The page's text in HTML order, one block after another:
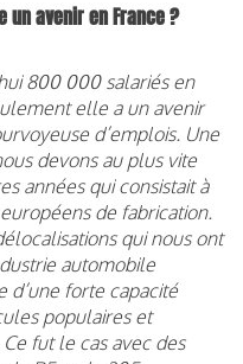
avenir en France ?
800 000 salariés en
elle a un avenir
d’emplois. Une
devons au plus vite
années qui consistait à
de fabrication.
qui nous ont
automobile
d’une forte capacité
populaires et
fut le cas avec des